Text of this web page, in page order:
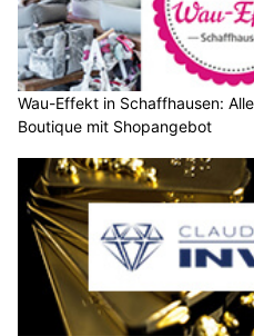
Wau-Effekt in Schaffhausen:
Boutique mit Shopangebot